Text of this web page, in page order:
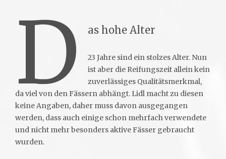
D as hohe Alter
23 Jahre sind ein stolzes Alter. Nun
ist aber die Reifungszeit allein kein
zuverlässiges Qualitätsmerkmal,
da viel von den Fässern abhängt. Lidl macht zu diesen
keine Angaben, daher muss davon ausgegangen
werden, dass auch einige schon mehrfach verwendete
und nicht mehr besonders aktive Fässer gebraucht
wurden.